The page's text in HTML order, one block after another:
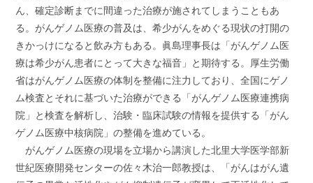
ん、確定診断までに間違った治療が施されてしまうこともあ
る。がんゲノム医療の普及は、希少がんをめぐる現状の打開の
きかっけになると飲み方もある。眞島理事長は「がんゲノム医
療は希少がん患者にとって大きな福音」と期待する。厚生労働
省はがんゲノム医療の体制を整備に注力しており、全国にゲノ
ム検査とそれに基づいた治療ができる「がんゲノム医療連携病
院」と検査を解析し、治験・臨床試験の情報を提供する「がん
ゲノム医療中核病院」の整備を進めている。
がんゲノム医療の現場を立場から講演した北里大学医学部新
世紀医療開発センターの佐々木治一郎教授は、「がんはがん遺